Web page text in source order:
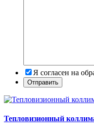
Я согласен на
Тепловизионный